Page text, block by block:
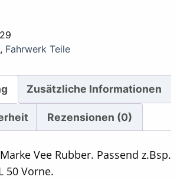
, Fahrwerk Teile
Zusätzliche Informationen
Rezensionen (0)
Vee Rubber. Passend z.Bsp.
50 Vorne.